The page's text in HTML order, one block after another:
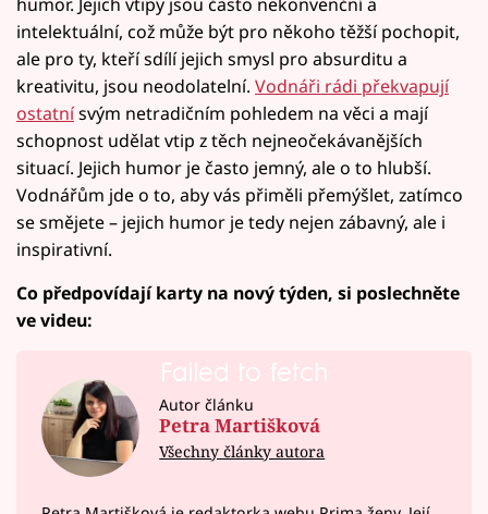
intelektuální, což může být pro někoho těžší pochopit,
ale pro ty, kteří sdílí jejich smysl pro absurditu a
kreativitu, jsou neodolatelní. Vodnáři rádi překvapují
ostatnísvým netradičním pohledem na věci a mají
schopnost udělat vtip z těch nejneočekávanějších
situací. Jejich humor je často jemný, ale o to hlubší.
Vodnářům jde o to, aby vás přiměli přemýšlet, zatímco
se smějete – jejich humor je tedy nejen zábavný, ale i
inspirativní.
Co předpovídají karty na nový týden, si poslechněte
ve videu:
Failed to fetch
Autor článku
Petra Martišková
Všechny články autora